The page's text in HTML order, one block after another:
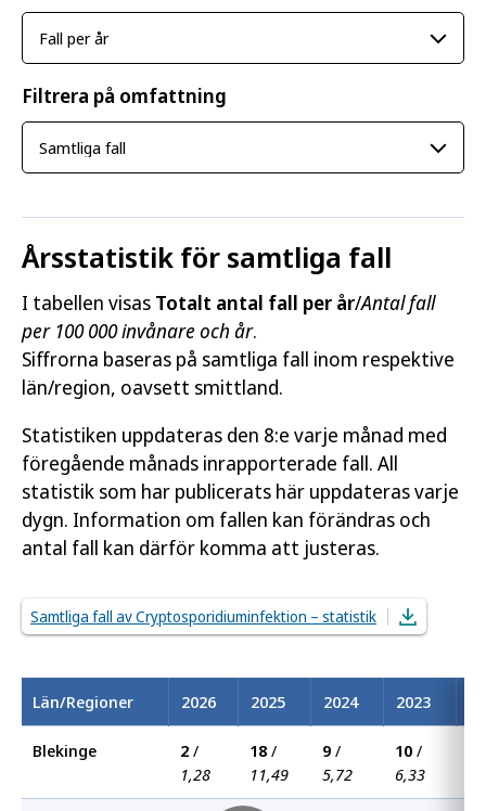
Filtrera på omfattning
Årsstatistik för samtliga fall
I tabellen visas Totalt antal fall per år/Antal fall
per 100 000 invånare och år.
Siffrorna baseras på samtliga fall inom respektive
län/region, oavsett smittland.
Statistiken uppdateras den 8:e varje månad med
föregående månads inrapporterade fall. All
statistik som har publicerats här uppdateras varje
dygn. Information om fallen kan förändras och
antal fall kan därför komma att justeras.
Samtliga fall av Cryptosporidiuminfektion – statistik
Län/Regioner 2026 2025 2024 2023
Blekinge 2 /
1,28
18 /
11,49
9 /
5,72
10 /
6,33